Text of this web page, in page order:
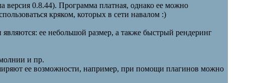
версия 0.8.44). Программа платная, однако ее можно
кряком, которых в сети навалом :)
ее небольшой размер, а также быстрый рендеринг
и пр.
ее возможности, например, при помощи плагинов можно